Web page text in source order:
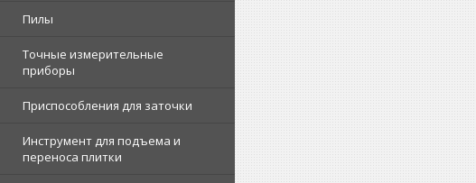
Пилы
Точные измерительные
приборы
Приспособления для заточки
Инструмент для подъема и
переноса плитки